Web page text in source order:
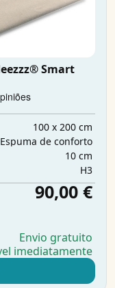
Smart
100 x 200 cm
Espuma de conforto
10 cm
H3
90,00 €
Envio gratuito
imediatamente